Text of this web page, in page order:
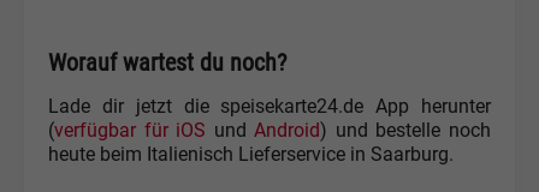
Worauf wartest du noch?
Lade dir jetzt die speisekarte24.de App herunter
(verfügbar für iOS undAndroid) und bestelle noch
heute beim Italienisch Lieferservice in Saarburg.